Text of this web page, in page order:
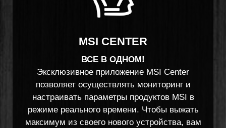
MSI CENTER
ВСЕ В ОДНОМ!
Эксклюзивное приложение MSI Center
позволяет осуществлять мониторинг и
настраивать параметры продуктов MSI в
режиме реального времени. Чтобы выжать
максимум из своего нового устройства, вам